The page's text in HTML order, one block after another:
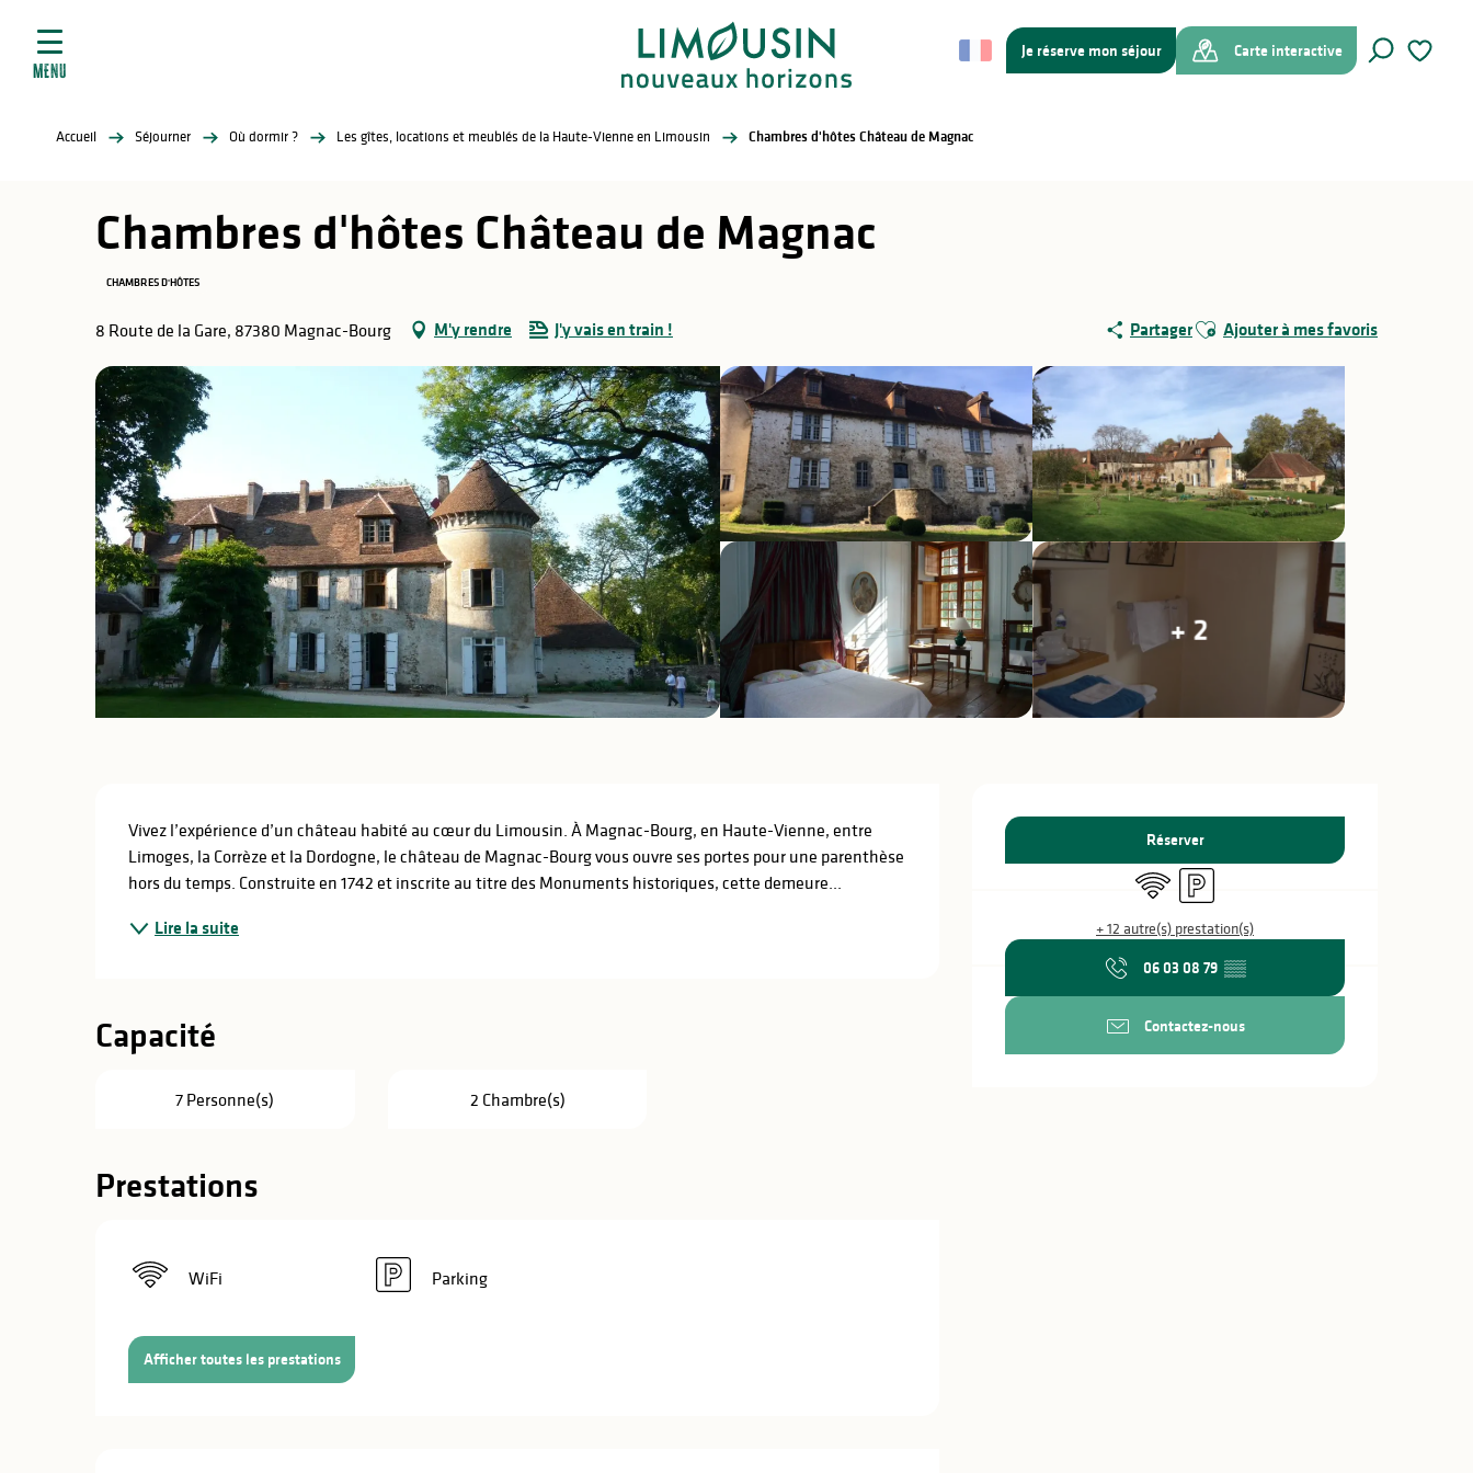
contenu
Je réserve mon séjour
Carte interactive
MENU
Accueil Séjourner Où dormir ? Les gîtes, locations et meublés de la Haute-Vienne en Limousin Chambres d'hôtes Château de Magnac
Chambres d'hôtes Château de Magnac
CHAMBRES D'HÔTES
8 Route de la Gare, 87380 Magnac-Bourg M'y rendre J'y vais en train ! PartagerAjouter aux favoris
Ajouter à mes favoris
+ 2
Ouverture et
Réserver
WiFi
Parking
+ 12 autre(s) prestation(s)
06 03 08 79 ▒▒
Contactez-nous
Description
Vivez l’expérience d’un château habité au cœur du Limousin. À Magnac-Bourg, en Haute-Vienne, entre
Limoges, la Corrèze et la Dordogne, le château de Magnac-Bourg vous ouvre ses portes pour une parenthèse
hors du temps. Construite en 1742 et inscrite au titre des Monuments historiques, cette demeure...
Lire la suite
Capacité
7 Personne(s) 2 Chambre(s)
Prestations
WiFi Parking
Afficher toutes les prestations